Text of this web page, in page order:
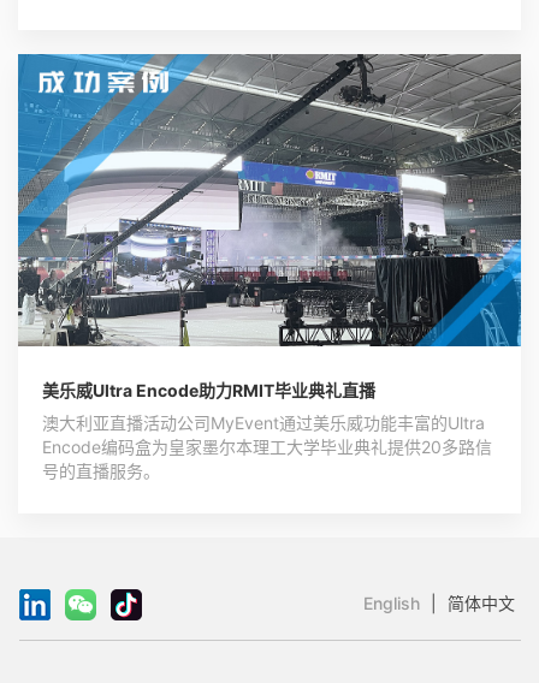
美乐威Ultra Encode助力RMIT毕业典礼直播
澳大利亚直播活动公司MyEvent通过美乐威功能丰富的Ultra
Encode编码盒为皇家墨尔本理工大学毕业典礼提供20多路信
号的直播服务。
English 简体中文